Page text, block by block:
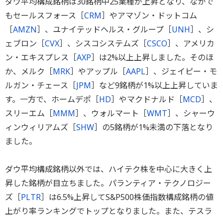
もセールスフォース［CRM］やアマゾン・ドットコム
［AMZN］、ユナイテッドヘルス・グループ［UNH］、シ
ェブロン［CVX］、シスコシステムズ［CSCO］、アメリカ
ン・エキスプレス［AXP］は2%以上上昇しました。そのほ
か、メルク［MRK］やアップル［AAPL］、ジェイピー・モ
ルガン・チェース［JPM］など9銘柄が1%以上上昇していま
す。一方で、ホームデポ［HD］やマクドナルド［MCD］、
スリーエム［MMM］、ウォルマート［WMT］、シャーウ
ィンウィリアムズ［SHW］の5銘柄が1%未満の下落となり
ました。
ダウ平均構成銘柄以外では、ハイテク株を中心に大きく上
昇した銘柄が目立ちました。パランティア・テクノロジー
ズ［PLTR］は6.5%上昇してS&P500株価指数構成銘柄の値
上がり率ランキングでトップとなりました。また、テスラ